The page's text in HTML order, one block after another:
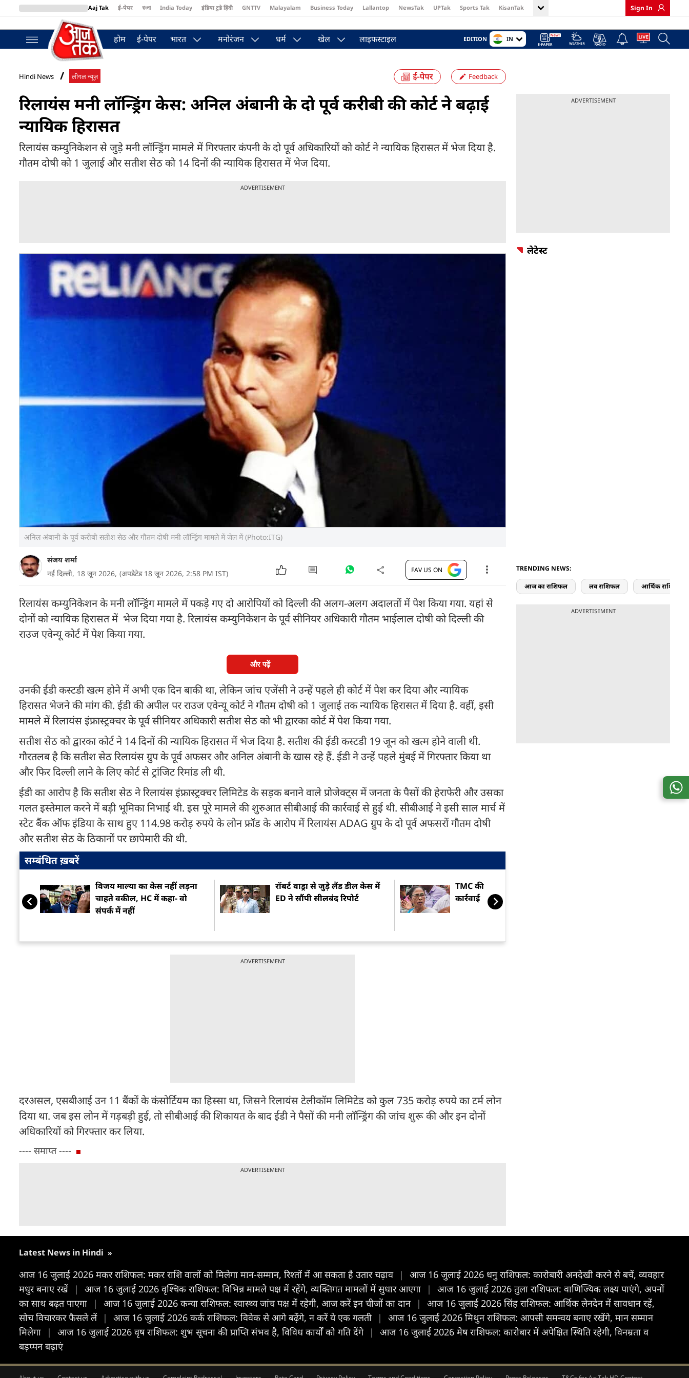
Aaj Tak ई-पेपर বাংলা India Today इंडिया टुडे हिंदी GNTTV Malayalam Business Today Lallantop NewsTak UPTak Sports Tak KisanTak
BT Bazaar
Sign In
होम ई-पेपर भारत मनोरंजन धर्म खेल लाइफस्टाइल EDITION IN
Hindi News लीगल न्यूज़ Feedback
रिलायंस मनी लॉन्ड्रिंग केस: अनिल अंबानी के दो पूर्व करीबी की कोर्ट ने बढ़ाई
न्यायिक हिरासत
रिलायंस कम्युनिकेशन से जुड़े मनी लॉन्ड्रिंग मामले में गिरफ्तार कंपनी के दो पूर्व अधिकारियों को कोर्ट ने न्यायिक हिरासत में भेज दिया है.
गौतम दोषी को 1 जुलाई और सतीश सेठ को 14 दिनों की न्यायिक हिरासत में भेज दिया.
ADVERTISEMENT
अनिल अंबानी के पूर्व करीबी सतीश सेठ और गौतम दोषी मनी लॉन्ड्रिंग मामले में जेल में (Photo:ITG)
संजय शर्मा
नई दिल्ली, 18 जून 2026, (अपडेटेड 18 जून 2026, 2:58 PM IST) FAV US ON
रिलायंस कम्युनिकेशन के मनी लॉन्ड्रिंग मामले में पकड़े गए दो आरोपियों को दिल्ली की अलग-अलग अदालतों में पेश किया गया. यहां से
दोनों को न्यायिक हिरासत में भेज दिया गया है. रिलायंस कम्युनिकेशन के पूर्व सीनियर अधिकारी गौतम भाईलाल दोषी को दिल्ली की
राउज एवेन्यू कोर्ट में पेश किया गया.
और पढ़ें
उनकी ईडी कस्टडी खत्म होने में अभी एक दिन बाकी था, लेकिन जांच एजेंसी ने उन्हें पहले ही कोर्ट में पेश कर दिया और न्यायिक
हिरासत भेजने की मांग की. ईडी की अपील पर राउज एवेन्यू कोर्ट ने गौतम दोषी को 1 जुलाई तक न्यायिक हिरासत में दिया है. वहीं, इसी
मामले में रिलायंस इंफ्रास्ट्रक्चर के पूर्व सीनियर अधिकारी सतीश सेठ को भी द्वारका कोर्ट में पेश किया गया.
सतीश सेठ को द्वारका कोर्ट ने 14 दिनों की न्यायिक हिरासत में भेज दिया है. सतीश की ईडी कस्टडी 19 जून को खत्म होने वाली थी.
गौरतलब है कि सतीश सेठ रिलायंस ग्रुप के पूर्व अफसर और अनिल अंबानी के खास रहे हैं. ईडी ने उन्हें पहले मुंबई में गिरफ्तार किया था
और फिर दिल्ली लाने के लिए कोर्ट से ट्रांजिट रिमांड ली थी.
ईडी का आरोप है कि सतीश सेठ ने रिलायंस इंफ्रास्ट्रक्चर लिमिटेड के सड़क बनाने वाले प्रोजेक्ट्स में जनता के पैसों की हेराफेरी और उसका
गलत इस्तेमाल करने में बड़ी भूमिका निभाई थी. इस पूरे मामले की शुरुआत सीबीआई की कार्रवाई से हुई थी. सीबीआई ने इसी साल मार्च में
स्टेट बैंक ऑफ इंडिया के साथ हुए 114.98 करोड़ रुपये के लोन फ्रॉड के आरोप में रिलायंस ADAG ग्रुप के दो पूर्व अफसरों गौतम दोषी
और सतीश सेठ के ठिकानों पर छापेमारी की थी.
सम्बंधित ख़बरें
विजय माल्या का केस नहीं लड़ना
चाहते वकील, HC में कहा- वो
संपर्क में नहीं
रॉबर्ट वाड्रा से जुड़े लैंड डील केस में
ED ने सौंपी सीलबंद रिपोर्ट
TMC की फंडिंग पर ED की बड़ी
कार्रवाई
ADVERTISEMENT
दरअसल, एसबीआई उन 11 बैंकों के कंसोर्टियम का हिस्सा था, जिसने रिलायंस टेलीकॉम लिमिटेड को कुल 735 करोड़ रुपये का टर्म लोन
दिया था. जब इस लोन में गड़बड़ी हुई, तो सीबीआई की शिकायत के बाद ईडी ने पैसों की मनी लॉन्ड्रिंग की जांच शुरू की और इन दोनों
अधिकारियों को गिरफ्तार कर लिया.
---- समाप्त ----
ADVERTISEMENT
ADVERTISEMENT
लेटेस्ट
TRENDING NEWS:
आज का राशिफल लव राशिफल आर्थिक राशिफल
ADVERTISEMENT
Latest News in Hindi »
आज 16 जुलाई 2026 मकर राशिफल: मकर राशि वालों को मिलेगा मान-सम्मान, रिश्तों में आ सकता है उतार चढ़ाव |
आज 16 जुलाई 2026 धनु राशिफल: कारोबारी अनदेखी करने से बचें, व्यवहार
मधुर बनाए रखें
| आज 16 जुलाई 2026 वृश्चिक राशिफल: विभिन्न मामले पक्ष में रहेंगे, व्यक्तिगत मामलों में सुधार आएगा |
आज 16 जुलाई 2026 तुला राशिफल: वाणिज्यिक लक्ष्य पाएंगे, अपनों
का साथ बढ़त पाएगा
| आज 16 जुलाई 2026 कन्या राशिफल: स्वास्थ्य जांच पक्ष में रहेगी, आज करें इन चीजों का दान |
आज 16 जुलाई 2026 सिंह राशिफल: आर्थिक लेनदेन में सावधान रहें,
सोच विचारकर फैसले लें | आज 16 जुलाई 2026 कर्क राशिफल: विवेक से आगे बढ़ेंगे, न करें ये एक गलती |
आज 16 जुलाई 2026 मिथुन राशिफल: आपसी समन्वय बनाए रखेंगे, मान सम्मान
मिलेगा
| आज 16 जुलाई 2026 वृष राशिफल: शुभ सूचना की प्राप्ति संभव है, विविध कार्यों को गति देंगे |
आज 16 जुलाई 2026 मेष राशिफल: कारोबार में अपेक्षित स्थिति रहेगी, विनम्रता व
बड़प्पन बढ़ाएं